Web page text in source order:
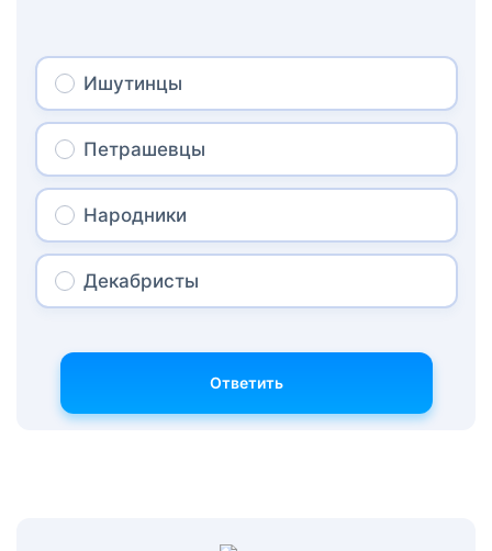
Ишутинцы
Петрашевцы
Народники
Декабристы
Ответить